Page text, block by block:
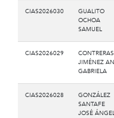
CIAS2026030
GUALITO
OCHOA
SAMUEL
CIAS2026029
CONTRERAS
JIMÉNEZ
GABRIELA
CIAS2026028
GONZÁLEZ
SANTAFE
JOSÉ